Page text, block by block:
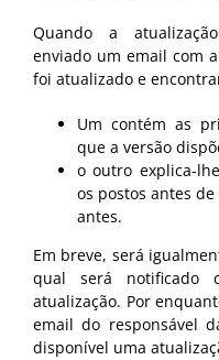
Quando a
enviado um email com
foi atualizado e
Um contém as
que a versão
o outro explica-
os postos antes
antes.
Em breve, será
qual será notificado
atualização. Por
email do responsável
disponível uma